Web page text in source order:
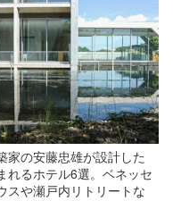
家の安藤忠雄が設計した
れるホテル6選。ベネッセ
スや瀬戸内リトリートな